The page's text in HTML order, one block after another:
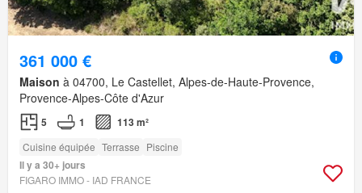
361 000 €
Maison à 04700, Le Castellet, Alpes-de-Haute-Provence,
Provence-Alpes-Côte d'Azur
5 1 113 m²
Cuisine équipée Terrasse Piscine
Il y a 30+ jours
FIGARO IMMO - IAD FRANCE